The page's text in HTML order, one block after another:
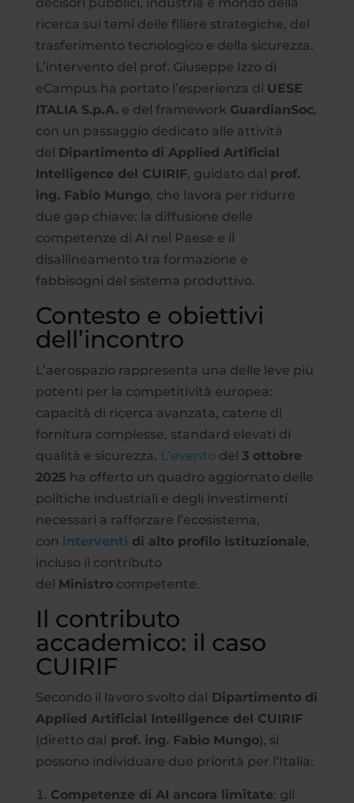
ricerca sui temi delle filiere strategiche, del
trasferimento tecnologico e della sicurezza.
L’intervento del prof. Giuseppe Izzo di
eCampus ha portato l’esperienza di UESE
ITALIA S.p.A. e del framework GuardianSoc,
con un passaggio dedicato alle attività
del Dipartimento di Applied Artificial
Intelligence del CUIRIF, guidato dal prof.
ing. Fabio Mungo, che lavora per ridurre
due gap chiave: la diffusione delle
competenze di AI nel Paese e il
disallineamento tra formazione e
fabbisogni del sistema produttivo.
Contesto e obiettivi
dell’incontro
L’aerospazio rappresenta una delle leve più
potenti per la competitività europea:
capacità di ricerca avanzata, catene di
fornitura complesse, standard elevati di
qualità e sicurezza. L’evento del 3 ottobre
2025 ha offerto un quadro aggiornato delle
politiche industriali e degli investimenti
necessari a rafforzare l’ecosistema,
con interventi di alto profilo istituzionale,
incluso il contributo
del Ministrocompetente.
Il contributo
accademico: il caso
CUIRIF
Secondo il lavoro svolto dal Dipartimento di
Applied Artificial Intelligence del CUIRIF
(diretto dal prof. ing. Fabio Mungo), si
possono individuare due priorità per l’Italia:
Competenze di AI ancora limitate: gli